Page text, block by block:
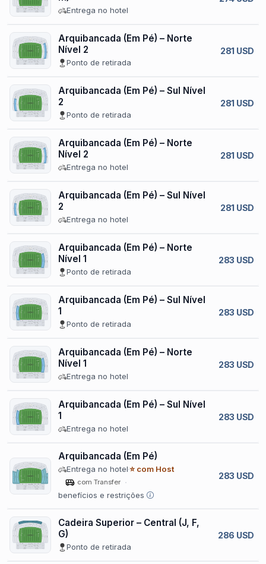
Entrega no hotel
Arquibancada (Em Pé) – Norte
Nível 2
Ponto de retirada
281 USD
Arquibancada (Em Pé) – Sul Nível
2
Ponto de retirada
281 USD
Arquibancada (Em Pé) – Norte
Nível 2
Entrega no hotel
281 USD
Arquibancada (Em Pé) – Sul Nível
2
Entrega no hotel
281 USD
Arquibancada (Em Pé) – Norte
Nível 1
Ponto de retirada
283 USD
Arquibancada (Em Pé) – Sul Nível
1
Ponto de retirada
283 USD
Arquibancada (Em Pé) – Norte
Nível 1
Entrega no hotel
283 USD
Arquibancada (Em Pé) – Sul Nível
1
Entrega no hotel
283 USD
Arquibancada (Em Pé)
Entrega no hotel⭐ com Host
com Transfer
benefícios e restrições
283 USD
Cadeira Superior – Central (J, F,
G)
Ponto de retirada
286 USD